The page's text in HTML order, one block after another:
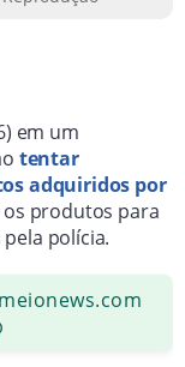
em um
tentar
adquiridos por
os produtos para
polícia.